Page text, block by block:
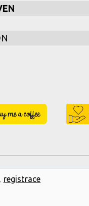
Me a Coffee
, registrace